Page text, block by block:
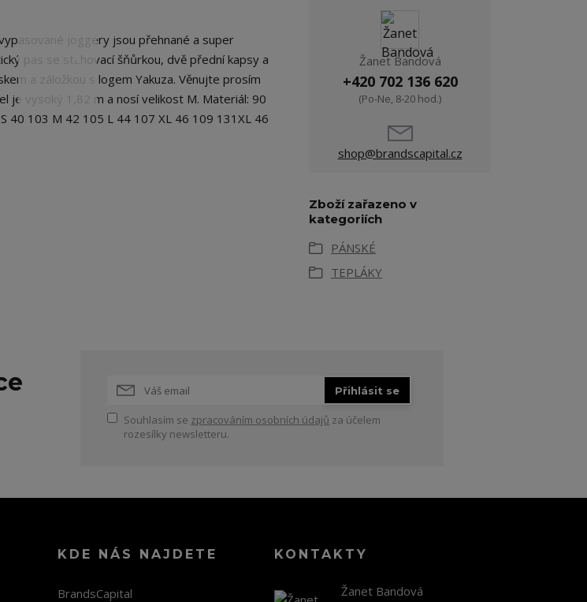
joggery jsou přehnané a super
pas se stahovací šňůrkou, dvě přední kapsy a
a záložkou s logem Yakuza. Věnujte prosím
je vysoký 1,82 m a nosí velikost M. Materiál: 90
40 103 M 42 105 L 44 107 XL 46 109 131XL 46
Žanet Bandová
+420 702 136 620
(Po-Ne, 8-20 hod.)
shop@brandscapital.cz
Zboží zařazeno v
kategoriích
PÁNSKÉ
TEPLÁKY
Přihlásit se
Souhlasím se zpracováním osobních údajů za účelem
rozesílky newsletteru.
KDE NÁS NAJDETE
BrandsCapital
KONTAKTY
Žanet Bandová